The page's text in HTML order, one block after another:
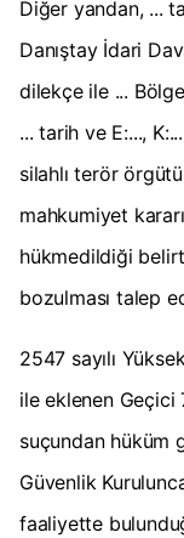
Diğer yandan, ...
Danıştay İdari
dilekçe ile ...
... tarih ve E:...,
silahlı terör
mahkumiyet
hükmedildiği
bozulması talep
2547 sayılı
ile eklenen Geçici
suçundan hüküm
Güvenlik
faaliyette